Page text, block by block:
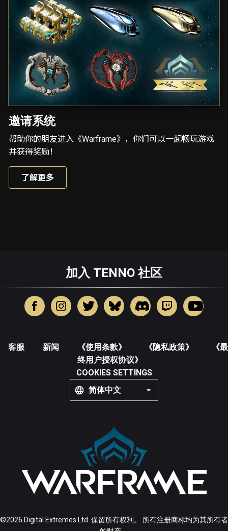
邀请系统
帮助你的朋友进入《Warframe》，你们可以一起畅玩游戏
并获得奖励！
了解更多
加入 TENNO 社区
客服 新闻 《使用条款》 《隐私政策》
《最
终用户授权协议》
COOKIES SETTINGS
简体中文
©2026 Digital Extremes Ltd. 保留所有权利。 所有注册商标均为其所有者